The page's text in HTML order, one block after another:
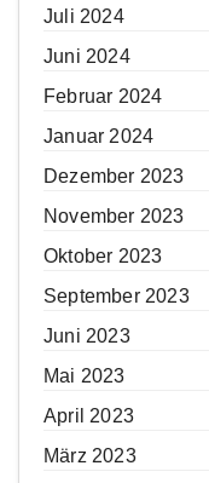
Juli 2024
Juni 2024
Februar 2024
Januar 2024
Dezember 2023
November 2023
Oktober 2023
September 2023
Juni 2023
Mai 2023
April 2023
März 2023